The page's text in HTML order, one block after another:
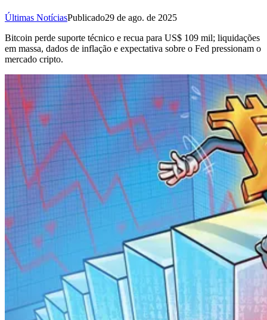
Últimas NotíciasPublicado29 de ago. de 2025
Bitcoin perde suporte técnico e recua para US$ 109 mil; liquidações
em massa, dados de inflação e expectativa sobre o Fed pressionam o
mercado cripto.